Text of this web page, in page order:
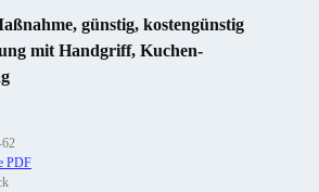
günstig, kostengünstig
mit Handgriff, Kuchen-
PDF